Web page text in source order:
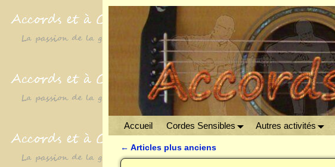
Accueil Cordes Sensibles Autres activités
Navigation des articles
← Articles plus anciens